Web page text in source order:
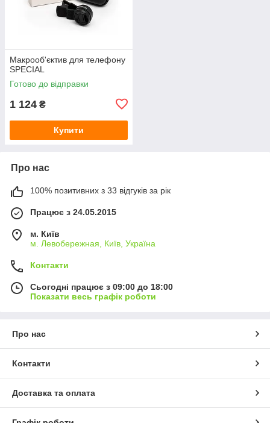
Макрооб'єктив для телефону
SPECIAL
Готово до відправки
1 124 ₴
Купити
Про нас
100% позитивних з 33 відгуків за рік
Працює з 24.05.2015
м. Київ
м. Левобережная, Київ, Україна
Контакти
Сьогодні працює з 09:00 до 18:00
Показати весь графік роботи
Про нас
Контакти
Доставка та оплата